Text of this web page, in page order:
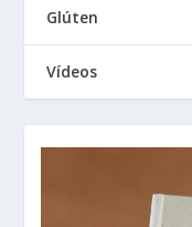
Glúten
Vídeos